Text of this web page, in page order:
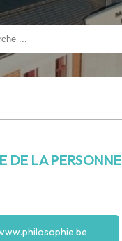
DE LA PERSONNE